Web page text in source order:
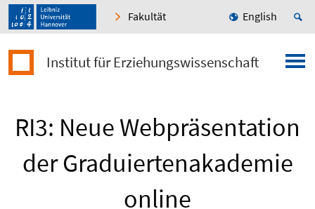
Fakultät English
Institut für Erziehungswissenschaft
RI3: Neue Webpräsentation
der Graduiertenakademie
online